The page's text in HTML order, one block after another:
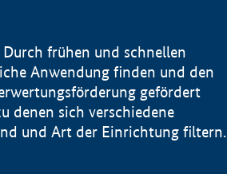
frühen und schnellen
Anwendung finden und den
gefördert
denen sich verschiedene
und Art der Einrichtung filtern.